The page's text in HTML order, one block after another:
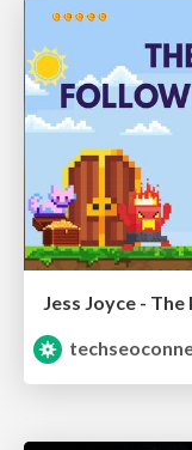
Jess Joyce -